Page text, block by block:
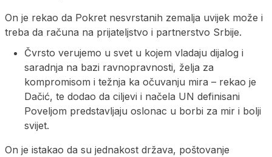
On je rekao da Pokret nesvrstanih zemalja uvijek može i
treba da računa na prijateljstvo i partnerstvo Srbije.
Čvrsto verujemo u svet u kojem vladaju dijalog i
saradnja na bazi ravnopravnosti, želja za
kompromisom i težnja ka očuvanju mira – rekao je
Dačić, te dodao da ciljevi i načela UN definisani
Poveljom predstavljaju oslonac u borbi za mir i bolji
svijet.
On je istakao da su jednakost država, poštovanje